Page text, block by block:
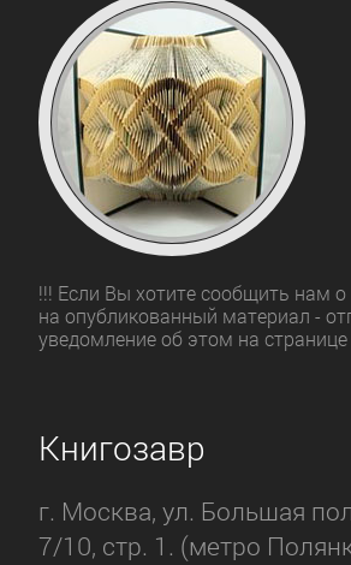
!!! Если Вы хотите сообщить нам
на опубликованный материал -
уведомление об этом на странице
Книгозавр
г. Москва, ул. Большая
7/10, стр. 1. (метро